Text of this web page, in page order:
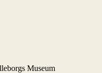
Museum